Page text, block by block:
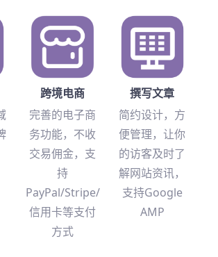
跨境电商
完善的电子商
务功能，不收
交易佣金，支
持
PayPal/Stripe/
信用卡等支付
方式
撰写文章
简约设计，方
便管理，让你
的访客及时了
解网站资讯，
支持Google
AMP